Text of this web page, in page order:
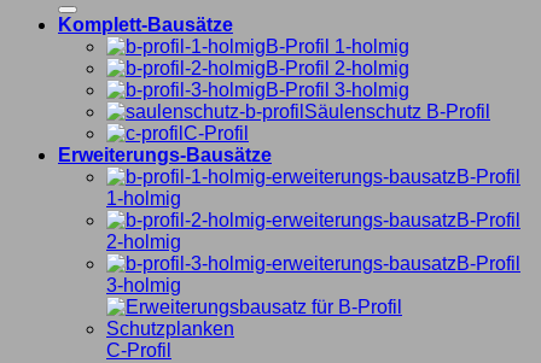
Komplett-Bausätze
B-Profil 1-holmig
B-Profil 2-holmig
B-Profil 3-holmig
Säulenschutz B-Profil
C-Profil
Erweiterungs-Bausätze
B-Profil
1-holmig
B-Profil
2-holmig
B-Profil
3-holmig
C-Profil